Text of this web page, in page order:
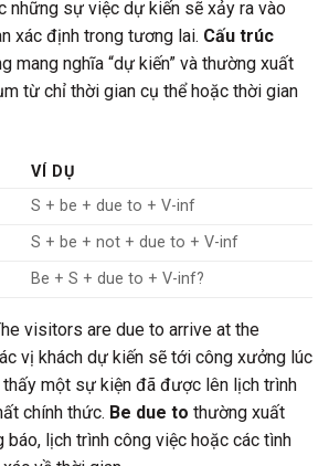
những sự việc dự kiến sẽ xảy ra vào
xác định trong tương lai. Cấu trúc
mang nghĩa “dự kiến” và thường xuất
từ chỉ thời gian cụ thể hoặc thời gian
VÍ DỤ
S + be + due to + V-inf
S + be + not + due to + V-inf
Be + S + due to + V-inf?
visitors are due to arrive at the
vị khách dự kiến sẽ tới công xưởng lúc
thấy một sự kiện đã được lên lịch trình
chính thức. Be due to thường xuất
báo, lịch trình công việc hoặc các tình